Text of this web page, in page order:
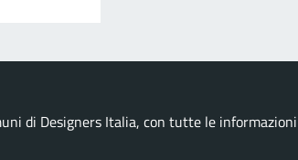
di Designers Italia, con tutte le